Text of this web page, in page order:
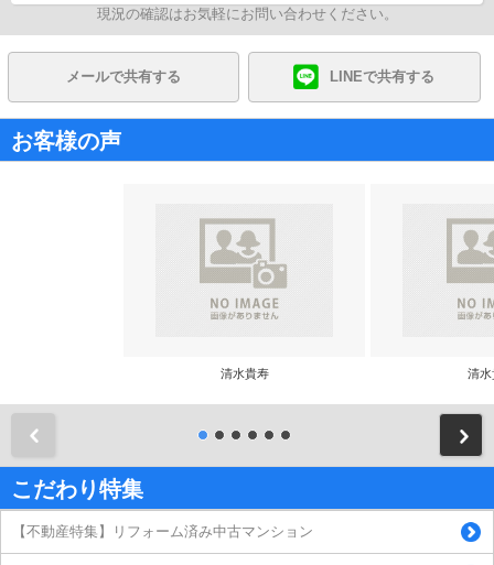
現況の確認はお気軽にお問い合わせください。
メールで共有する LINEで共有する
お客様の声
清水貴寿 清水
こだわり特集
【不動産特集】リフォーム済み中古マンション